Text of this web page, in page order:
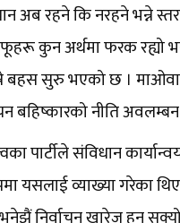
अब रहने कि नरहने
कुन अर्थमा फरक रह्यो
बहस सुरु भएको छ ।
बहिष्कारको नीति अवलम्बन
पार्टीले संविधान
व्याख्या गरेका थिए